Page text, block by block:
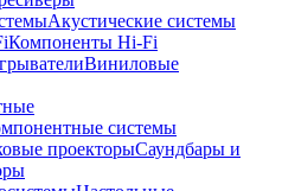
Акустические системы
Компоненты Hi-Fi
Виниловые
системы
проекторыСаундбары и